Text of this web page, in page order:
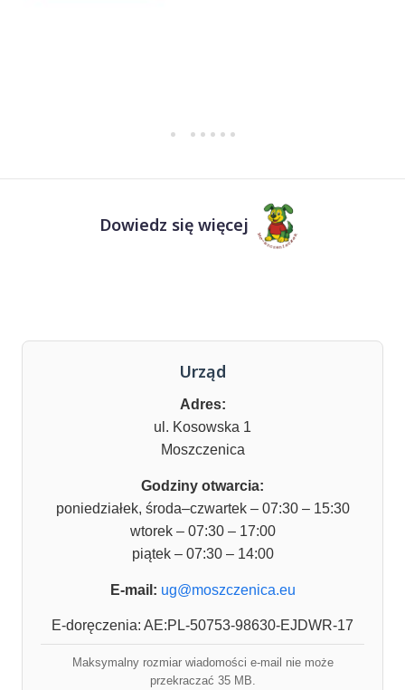
Dowiedz się więcej
Urząd
Adres:
ul. Kosowska 1
Moszczenica
Godziny otwarcia:
poniedziałek, środa–czwartek – 07:30 – 15:30
wtorek – 07:30 – 17:00
piątek – 07:30 – 14:00
E-mail: ug@moszczenica.eu
E-doręczenia: AE:PL-50753-98630-EJDWR-17
Maksymalny rozmiar wiadomości e-mail nie może
przekraczać 35 MB.